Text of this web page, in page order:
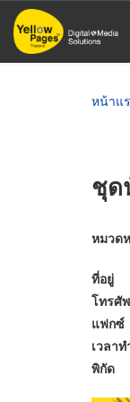
ข้าม
ไป
หน้าแ
ชุด
หมวด
ที่อยู่
โทรศั
แฟกซ์
เวลา
พิกัด